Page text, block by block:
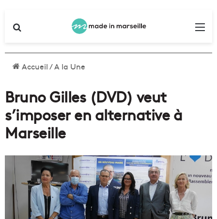
Accueil/A la Une
Bruno Gilles (DVD) veut
s’imposer en alternative à
Marseille